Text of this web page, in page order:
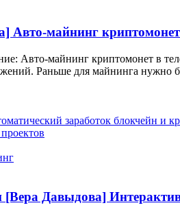
Авто-майнинг криптомонет
Авто-майнинг криптомонет в
Раньше для майнинга
заработок блокчейн и
[Вера Давыдова]